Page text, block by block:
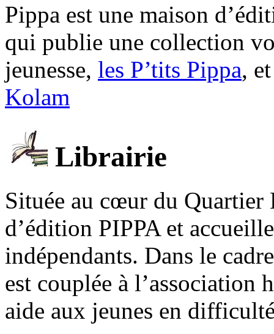
Pippa est une maison
qui publie une collection
jeunesse, les P’tits Pippa,
Kolam
Librairie
Située au cœur du Quartier
d’édition PIPPA et
indépendants. Dans le
est couplée à l’association
aide aux jeunes en